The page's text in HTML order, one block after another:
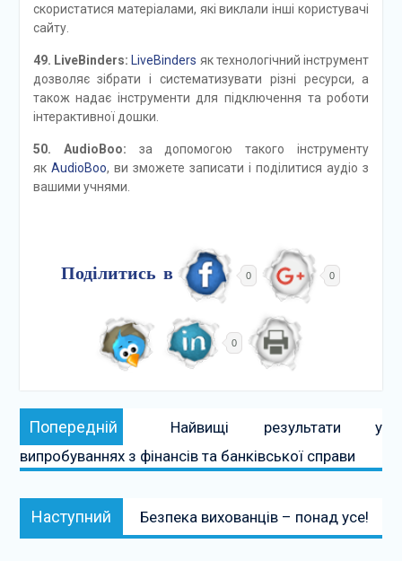
скористатися матеріалами, які виклали інші користувачі
сайту.
49. LiveBinders: LiveBinders як технологічний інструмент
дозволяє зібрати і систематизувати різні ресурси, а
також надає інструменти для підключення та роботи
інтерактивної дошки.
50. AudioBoo: за допомогою такого інструменту
як AudioBoo, ви зможете записати і поділитися аудіо з
вашими учнями.
Поділитись в 0 0
0
Навігація
записів
Попередній Попередній:
Найвищі результати у
випробуваннях з фінансів та банківської справи
Наступний Наступний:
Безпека вихованців – понад усе!